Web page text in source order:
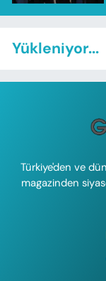
Yükleniyor...
Türkiye'den ve
magazinden